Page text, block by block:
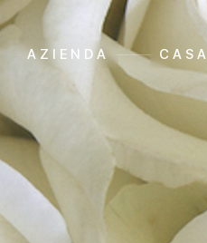
AZIENDA